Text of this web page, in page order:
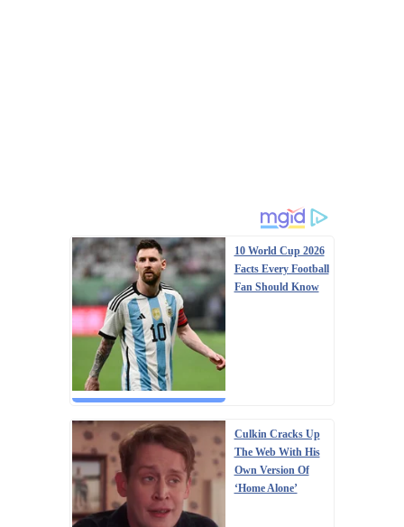
10 World Cup 2026
Facts Every Football
Fan Should Know
Culkin Cracks Up
The Web With His
Own Version Of
‘Home Alone’